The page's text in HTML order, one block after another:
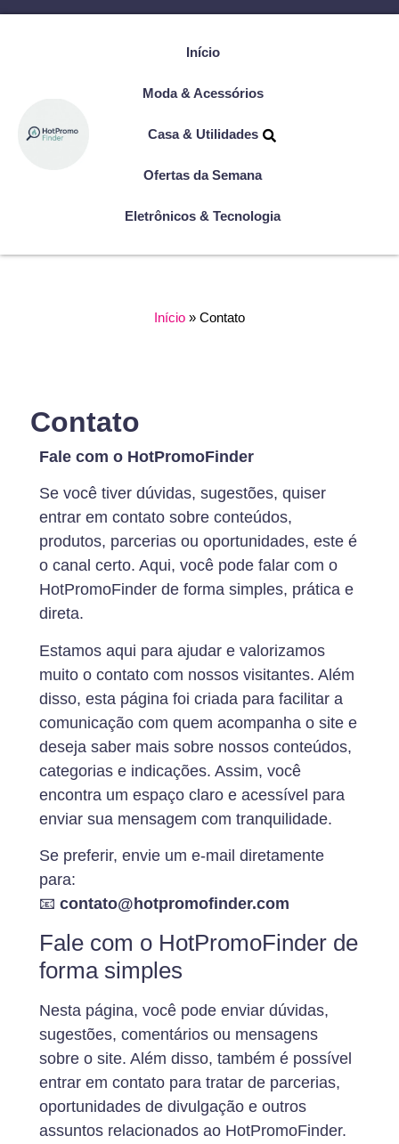
Início
Moda & Acessórios
Casa & Utilidades
Ofertas da Semana
Eletrônicos & Tecnologia
Início » Contato
Contato
Fale com o HotPromoFinder
Se você tiver dúvidas, sugestões, quiser
entrar em contato sobre conteúdos,
produtos, parcerias ou oportunidades, este é
o canal certo. Aqui, você pode falar com o
HotPromoFinder de forma simples, prática e
direta.
Estamos aqui para ajudar e valorizamos
muito o contato com nossos visitantes. Além
disso, esta página foi criada para facilitar a
comunicação com quem acompanha o site e
deseja saber mais sobre nossos conteúdos,
categorias e indicações. Assim, você
encontra um espaço claro e acessível para
enviar sua mensagem com tranquilidade.
Se preferir, envie um e-mail diretamente
para:
📧 contato@hotpromofinder.com
Fale com o HotPromoFinder de
forma simples
Nesta página, você pode enviar dúvidas,
sugestões, comentários ou mensagens
sobre o site. Além disso, também é possível
entrar em contato para tratar de parcerias,
oportunidades de divulgação e outros
assuntos relacionados ao HotPromoFinder.